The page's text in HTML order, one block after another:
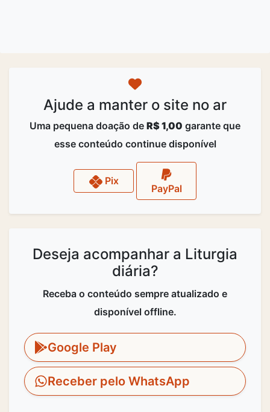
Ajude a manter o site no ar
Uma pequena doação de R$ 1,00 garante que
esse conteúdo continue disponível
Pix
PayPal
Deseja acompanhar a Liturgia
diária?
Receba o conteúdo sempre atualizado e
disponível offline.
Google Play
Receber pelo WhatsApp